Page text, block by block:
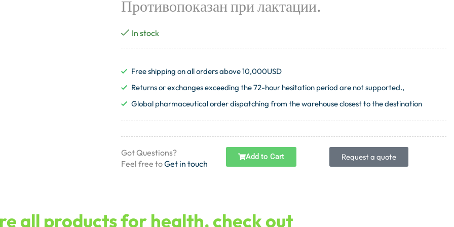
Противопоказан при лактации.
In stock
Free shipping on all orders above 10,000USD
Returns or exchanges exceeding the 72-hour hesitation period are not supported.,
Global pharmaceutical order dispatching from the warehouse closest to the destination
Got Questions?
Feel free toGet in touch
Add to Cart Request a quote
all products for health, check out